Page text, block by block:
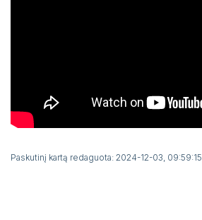
Paskutinį kartą redaguota: 2024-12-03, 09:59:15